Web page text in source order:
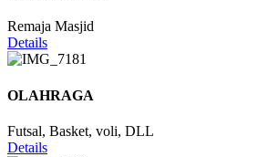
Remaja Masjid
Details
OLAHRAGA
Futsal, Basket, voli, DLL
Details